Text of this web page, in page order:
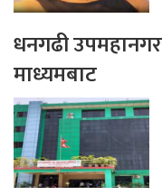
धनगढी
माध्यमबाट